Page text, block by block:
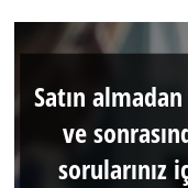
Satın
ve
sorularınız